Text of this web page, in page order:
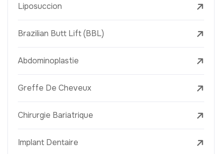
Liposuccion
Brazilian Butt Lift (BBL)
Abdominoplastie
Greffe De Cheveux
Chirurgie Bariatrique
Implant Dentaire